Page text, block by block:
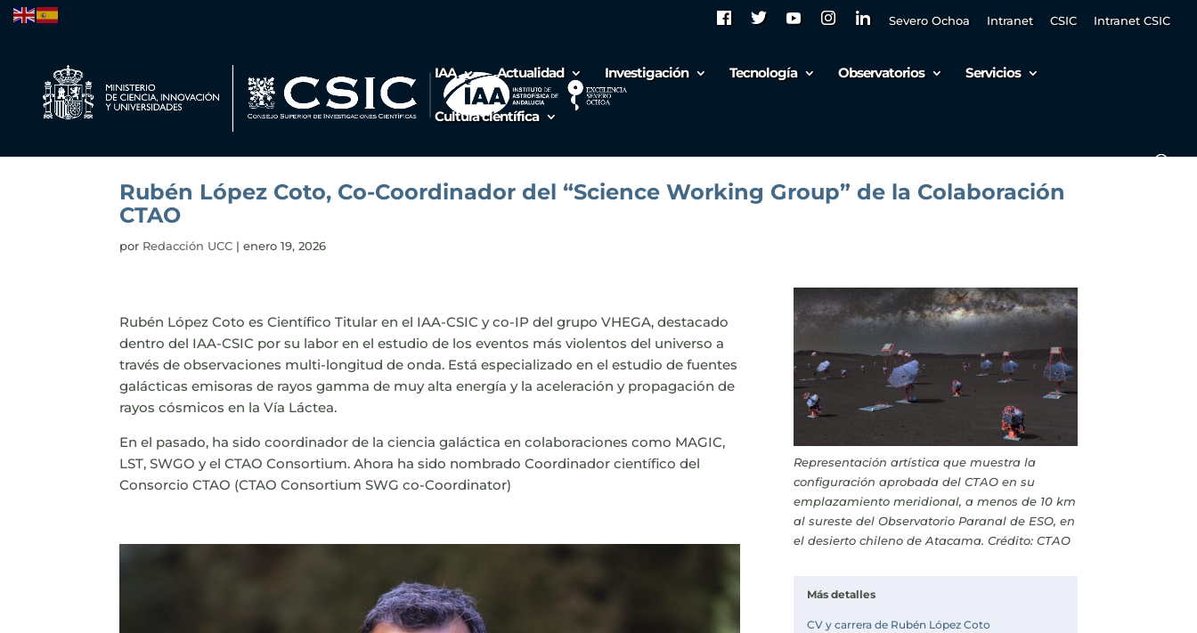
Severo Ochoa Intranet CSIC Intranet CSIC
IAA Actualidad Investigación Tecnología Observatorios Servicios
Cultura científica
Rubén López Coto, Co-Coordinador del “Science Working Group” de la Colaboración
CTAO
por Redacción UCC |enero 19, 2026
Rubén López Coto es Científico Titular en el IAA-CSIC y co-IP del grupo VHEGA, destacado
dentro del IAA-CSIC por su labor en el estudio de los eventos más violentos del universo a
través de observaciones multi-longitud de onda. Está especializado en el estudio de fuentes
galácticas emisoras de rayos gamma de muy alta energía y la aceleración y propagación de
rayos cósmicos en la Vía Láctea.
En el pasado, ha sido coordinador de la ciencia galáctica en colaboraciones como MAGIC,
LST, SWGO y el CTAO Consortium.Ahora ha sido nombrado Coordinador científico del
Consorcio CTAO (CTAO Consortium SWG co-Coordinator)
Representación artística que muestra la
configuración aprobada del CTAO en su
emplazamiento meridional, a menos de 10 km
al sureste del Observatorio Paranal de ESO, en
el desierto chileno de Atacama. Crédito: CTAO
Más detalles
CV y carrera de Rubén López Coto